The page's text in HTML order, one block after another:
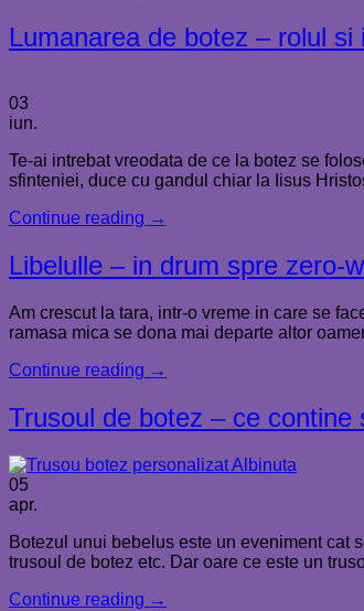
Lumanarea de botez – rolul si
03
iun.
Te-ai intrebat vreodata de ce la botez se
sfinteniei, duce cu gandul chiar la Iisus
Continue reading →
Libelulle – in drum spre zero-
Am crescut la tara, intr-o vreme in care se
ramasa mica se dona mai departe altor
Continue reading →
Trusoul de botez – ce
05
apr.
Botezul unui bebelus este un eveniment cat
trusoul de botez etc. Dar oare ce este un
Continue reading →